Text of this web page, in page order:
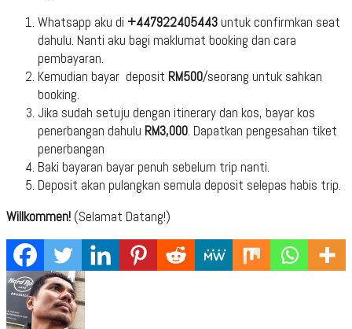
Whatsapp aku di +447922405443 untuk confirmkan seat
dahulu. Nanti aku bagi maklumat booking dan cara
pembayaran.
Kemudian bayar deposit RM500/seorang untuk sahkan
booking.
Jika sudah setuju dengan itinerary dan kos, bayar kos
penerbangan dahulu RM3,000. Dapatkan pengesahan tiket
penerbangan
Baki bayaran bayar penuh sebelum trip nanti.
Deposit akan pulangkan semula deposit selepas habis trip.
Willkommen! (Selamat Datang!)